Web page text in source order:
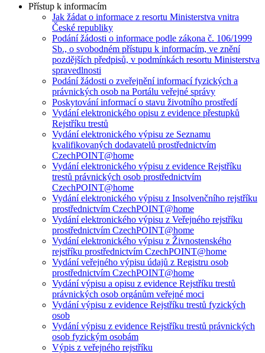
Přístup k informacím
Jak žádat o informace z resortu Ministerstva vnitra
České republiky
Podání žádosti o informace podle zákona č. 106/1999
Sb., o svobodném přístupu k informacím, ve znění
pozdějších předpisů, v podmínkách resortu Ministerstva
spravedlnosti
Podání žádosti o zveřejnění informací fyzických a
právnických osob na Portálu veřejné správy
Poskytování informací o stavu životního prostředí
Vydání elektronického opisu z evidence přestupků
Rejstříku trestů
Vydání elektronického výpisu ze Seznamu
kvalifikovaných dodavatelů prostřednictvím
CzechPOINT@home
Vydání elektronického výpisu z evidence Rejstříku
trestů právnických osob prostřednictvím
CzechPOINT@home
Vydání elektronického výpisu z Insolvenčního rejstříku
prostřednictvím CzechPOINT@home
Vydání elektronického výpisu z Veřejného rejstříku
prostřednictvím CzechPOINT@home
Vydání elektronického výpisu z Živnostenského
rejstříku prostřednictvím CzechPOINT@home
Vydání veřejného výpisu údajů z Registru osob
prostřednictvím CzechPOINT@home
Vydání výpisu a opisu z evidence Rejstříku trestů
právnických osob orgánům veřejné moci
Vydání výpisu z evidence Rejstříku trestů fyzických
osob
Vydání výpisu z evidence Rejstříku trestů právnických
osob fyzickým osobám
Výpis z veřejného rejstříku